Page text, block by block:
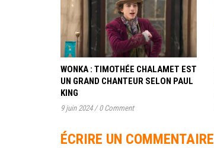
WONKA : TIMOTHÉE CHALAMET EST
UN GRAND CHANTEUR SELON PAUL
KING
9 juin 2024 / 0 Comment
ÉCRIRE UN COMMENTAIRE